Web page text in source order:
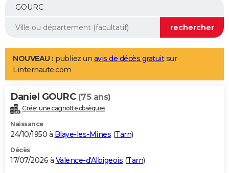
Mobiles
Meilleur smartphone
Internet
Ordinateurs
Jeux vidéo
Guide high-tech
Aménagement intérieur
LIFESTYLE
Art de vivre
Bien-être
Loisirs
Mode
Modes de vie
Alimentation
Guide de la santé
Maladies
Médicaments
Sommeil
VOYAGE
Destinations
City break
Voyage nature
Voyage de noces
Forum
Climat
+PHOTO
GUIDES D'ACHAT
BONS PLANS
NOUVEAU : publiez un avis de décès gratuitsur
Linternaute.com
Daniel GOURC (75 ans)
Créer une cagnotte obsèques
Naissance
24/10/1950 à Blaye-les-Mines (Tarn)
Décès
17/07/2026 à Valence-d'Albigeois (Tarn)